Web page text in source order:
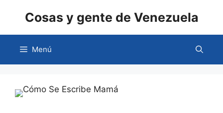
Cosas y gente de Venezuela
Menú